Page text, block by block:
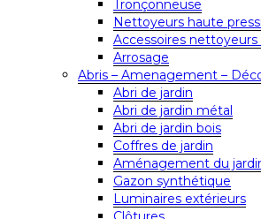
Tronçonneuse
Nettoyeurs haute
Accessoires
Arrosage
Abris – Amenagement –
Abri de jardin
Abri de jardin métal
Abri de jardin bois
Coffres de jardin
Aménagement du
Gazon synthétique
Luminaires extérieurs